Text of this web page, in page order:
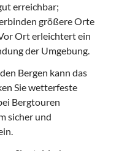
erreichbar;
größere Orte
Ort erleichtert ein
der Umgebung.
Bergen kann das
Sie wetterfeste
Bergtouren
sicher und